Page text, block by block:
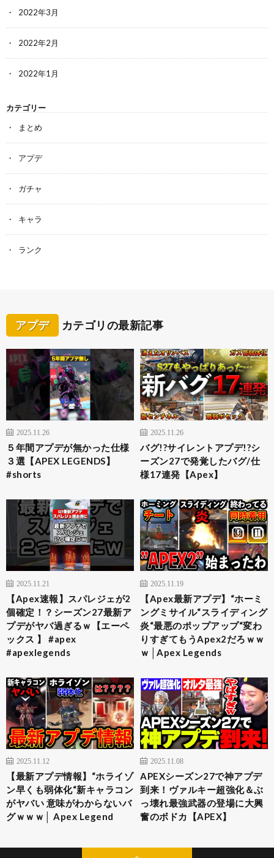
2022年3月
2022年2月
2022年1月
カテゴリー
まとめ
アプデ
ガチャ
キャラ
ランク
アプデ カテゴリの最新記事
2025.11.26
５年間アプデが無かった仕様
３選【APEX LEGENDS】
#shorts
2025.11.26
バグ!?サイレントアプデ!?シ
ーズン27で発覚したバグ/仕
様17連発【Apex】
2025.11.21
【Apex速報】スパレジェが2
個確定！？シーズン27最新ア
プデがヤバ過ぎるｗ【エーペ
ックス 】 #apex
#apexlegends
2025.11.19
【Apex最新アプデ】“ホーミ
ングミサイル“スライディング
炎“最悪のポップアップ“変わ
りすぎてもうApex2だろｗｗ
ｗ│Apex Legends
2025.11.12
【最新アプデ情報】“ホライゾ
ン早くも弱体化“新キャラコン
がヤバい 意味がわからないバ
グｗｗｗ│ Apex Legend
2025.11.08
APEXシーズン27で神アプデ
到来！ヴァルキー超強化＆ぶ
っ壊れ最強武器の登場に大興
奮のボドカ【APEX】